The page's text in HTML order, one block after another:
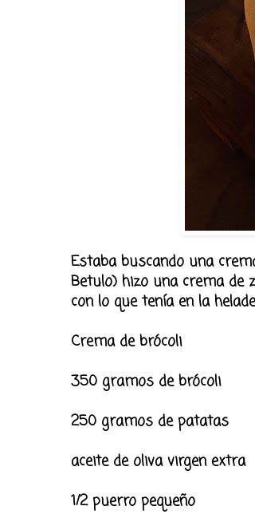
Estaba buscando una
Betulo) hizo una crema de
con lo que tenía en la
Crema de brócoli
350 gramos de brócoli
250 gramos de patatas
aceite de oliva virgen extra
1/2 puerro pequeño